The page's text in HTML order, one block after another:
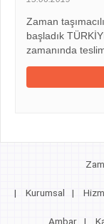
Zaman
başladık
zamanında
| Kurumsal |
Ambar |